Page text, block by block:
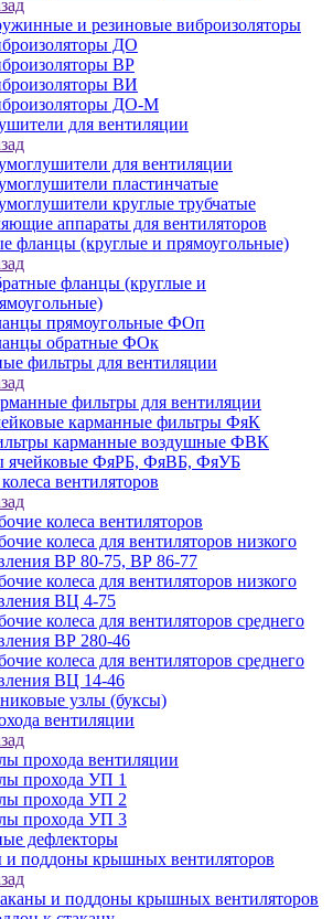
и резиновые виброизоляторы
ДО
ВР
ВИ
ДО-М
для вентиляции
для вентиляции
пластинчатые
круглые трубчатые
аппараты для вентиляторов
фланцы (круглые и прямоугольные)
фланцы (круглые и
прямоугольные ФОп
обратные ФОк
фильтры для вентиляции
фильтры для вентиляции
карманные фильтры ФяК
карманные воздушные ФВК
ячейковые ФяРБ, ФяВБ, ФяУБ
вентиляторов
колеса вентиляторов
колеса для вентиляторов низкого
ВР 80-75, ВР 86-77
колеса для вентиляторов низкого
ВЦ 4-75
колеса для вентиляторов среднего
ВР 280-46
колеса для вентиляторов среднего
ВЦ 14-46
узлы (буксы)
вентиляции
прохода вентиляции
прохода УП 1
прохода УП 2
прохода УП 3
дефлекторы
и поддоны крышных вентиляторов
и поддоны крышных вентиляторов